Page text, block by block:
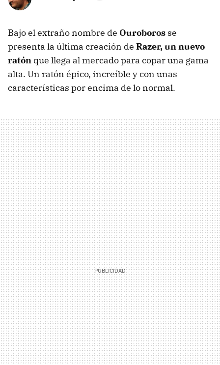
Bajo el extraño nombre de Ouroboros se
presenta la última creación de Razer, un nuevo
ratón que llega al mercado para copar una gama
alta. Un ratón épico, increíble y con unas
características por encima de lo normal.